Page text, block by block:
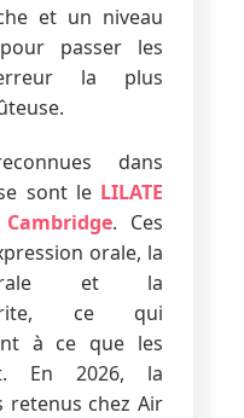
et un niveau
passer les
la plus
dans
sont le LILATE
. Ces
orale, la
orale et la
ce qui
à ce que les
En 2026, la
retenus chez Air